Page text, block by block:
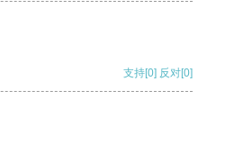
支持[0] 反对[0]